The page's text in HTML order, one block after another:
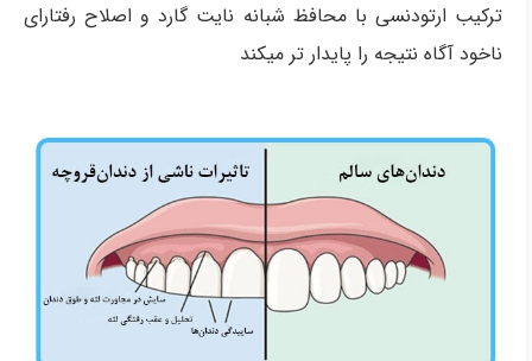
ترکیب ارتودنسی با محافظ شبانه نایت گارد و اصلاح رفتارای
ناخود آگاه نتیجه را پایدار تر میکند